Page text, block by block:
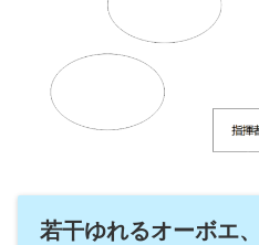
若干ゆれるオーボエ